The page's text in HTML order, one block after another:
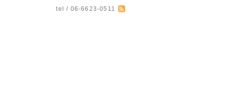
tel / 06-6623-0511